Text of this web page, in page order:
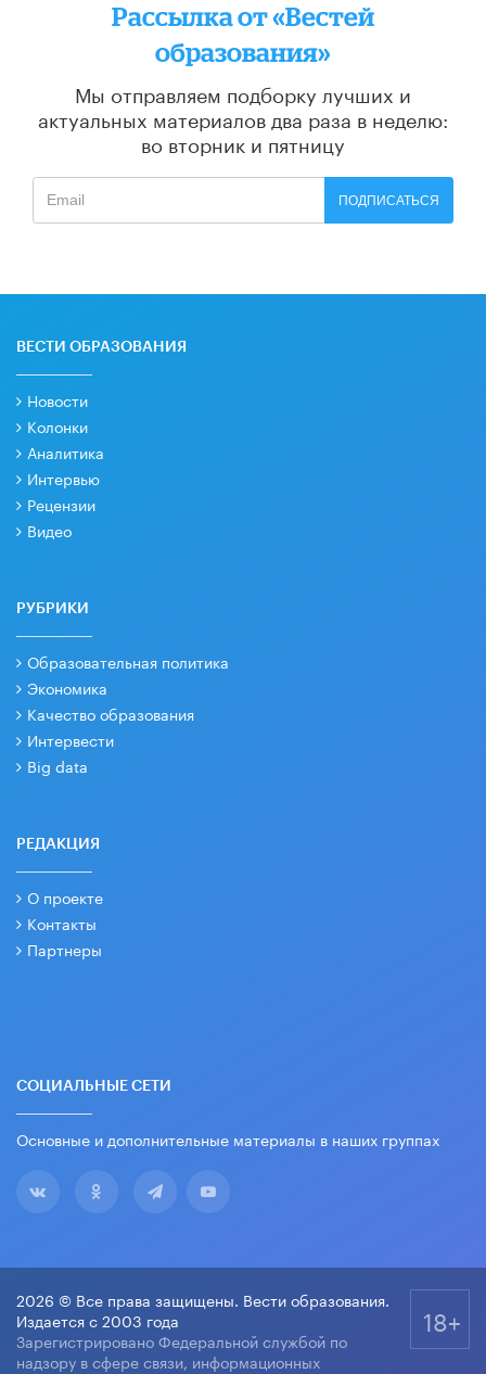
Рассылка от «Вестей
образования»
Мы отправляем подборку лучших и
актуальных материалов два раза в неделю:
во вторник и пятницу
ПОДПИСАТЬСЯ
ВЕСТИ ОБРАЗОВАНИЯ
Новости
Колонки
Аналитика
Интервью
Рецензии
Видео
РУБРИКИ
Образовательная политика
Экономика
Качество образования
Интервести
Big data
РЕДАКЦИЯ
О проекте
Контакты
Партнеры
СОЦИАЛЬНЫЕ СЕТИ
Основные и дополнительные материалы в наших группах
2026 © Все права защищены. Вести образования.
Издается с 2003 года
Зарегистрировано Федеральной службой по
надзору в сфере связи, информационных
18+